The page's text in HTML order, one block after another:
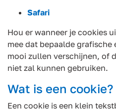
Safari
Hou er wanneer je cookies
mee dat bepaalde
mooi zullen verschijnen, of
niet zal kunnen gebruiken.
Wat is een cookie?
Een cookie is een klein